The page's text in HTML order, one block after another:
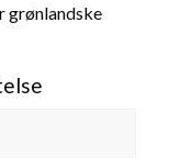
grønlandske